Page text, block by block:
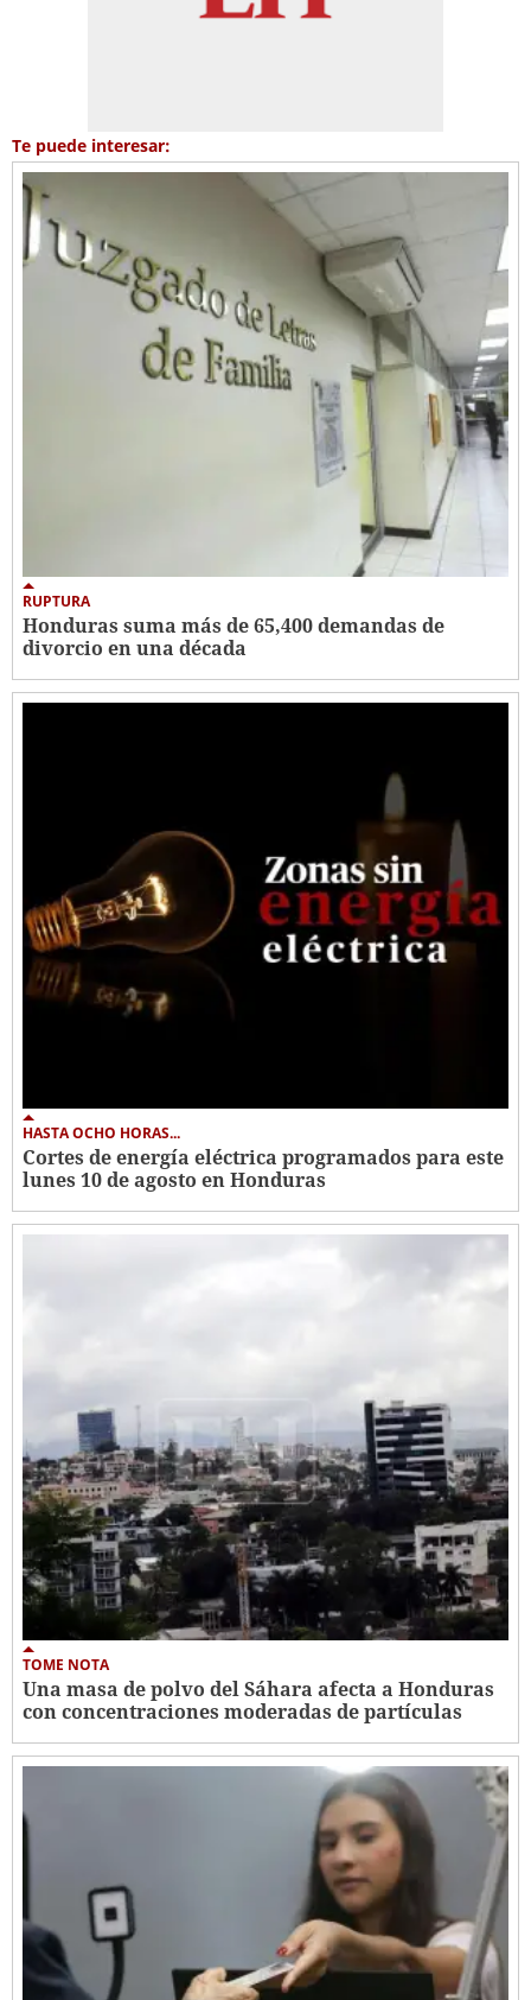
Te puede interesar:
RUPTURA
Honduras suma más de 65,400 demandas de
divorcio en una década
HASTA OCHO HORAS...
Cortes de energía eléctrica programados para este
lunes 10 de agosto en Honduras
TOME NOTA
Una masa de polvo del Sáhara afecta a Honduras
con concentraciones moderadas de partículas